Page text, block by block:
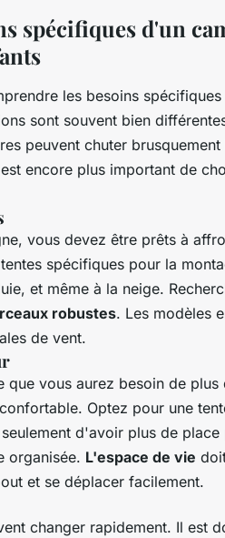
spécifiques d'un
les besoins
sont souvent bien
peuvent chuter
encore plus important de
vous devez être prêts à
spécifiques pour la
et même à la neige.
robustes. Les modèles
de vent.
que vous aurez besoin de
Optez pour une
d'avoir plus de
organisée. L'espace de vie
et se déplacer facilement.
changer rapidement. Il est